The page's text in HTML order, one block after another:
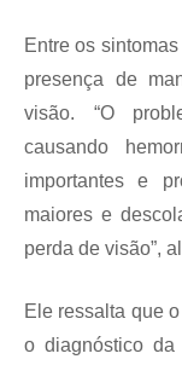
Entre os
presença de
visão. “O
causando
importantes e
maiores e
perda de visão”,
Ele ressalta que
o diagnóstico da